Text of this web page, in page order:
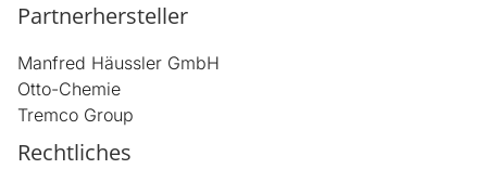
Partnerhersteller
Manfred Häussler GmbH
Otto-Chemie
Tremco Group
Rechtliches